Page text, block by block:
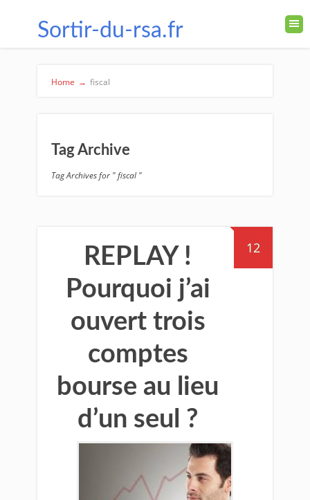
Sortir-du-rsa.fr
Home → fiscal
Tag Archive
Tag Archives for " fiscal "
12
REPLAY !
Pourquoi j’ai
ouvert trois
comptes
bourse au lieu
d’un seul ?